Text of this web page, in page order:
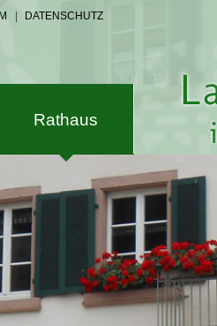
DATENSCHUTZ
Rathaus